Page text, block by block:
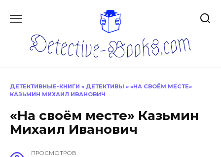
ДЕТЕКТИВНЫЕ-КНИГИ » ДЕТЕКТИВЫ » «НА СВОЁМ МЕСТЕ»
КАЗЬМИН МИХАИЛ ИВАНОВИЧ
«На своём месте» Казьмин
Михаил Иванович
ПРОСМОТРОВ